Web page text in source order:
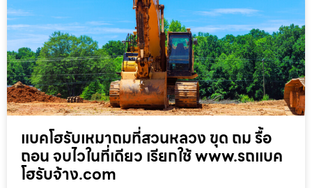
แบคโฮรับเหมาถมที่สวนหลวง ขุด ถม รื้อ
ถอน จบไวในที่เดียว เรียกใช้ www.รถแบค
โฮรับจ้าง.com